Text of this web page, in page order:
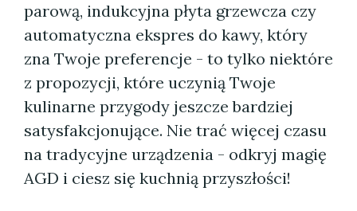
parową, indukcyjna płyta grzewcza czy
automatyczna ekspres do kawy, który
zna Twoje preferencje - to tylko niektóre
z propozycji, które uczynią Twoje
kulinarne przygody jeszcze bardziej
satysfakcjonujące. Nie trać więcej czasu
na tradycyjne urządzenia - odkryj magię
AGD i ciesz się kuchnią przyszłości!